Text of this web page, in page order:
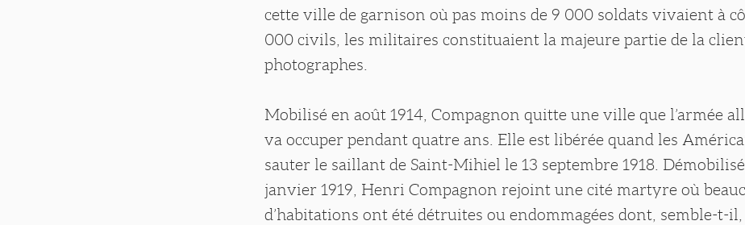
cette ville de garnison où pas moins de 9 000 soldats vivaient à
000 civils, les militaires constituaient la majeure partie de la
photographes.
Mobilisé en août 1914, Compagnon quitte une ville que l’armée
va occuper pendant quatre ans. Elle est libérée quand les
sauter le saillant de Saint-Mihiel le 13 septembre 1918.
janvier 1919, Henri Compagnon rejoint une cité martyre où
d’habitations ont été détruites ou endommagées dont, semble-t-il,